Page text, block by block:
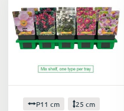
P11 cm 25 cm